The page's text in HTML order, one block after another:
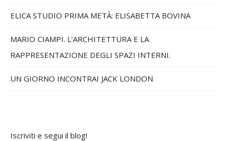
ELICA STUDIO PRIMA METÀ: ELISABETTA BOVINA
MARIO CIAMPI. L’ARCHITETTURA E LA
RAPPRESENTAZIONE DEGLI SPAZI INTERNI.
UN GIORNO INCONTRAI JACK LONDON
Iscriviti e segui il blog!